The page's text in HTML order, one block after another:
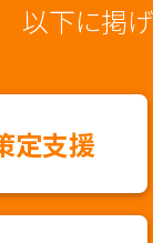
以下に掲
定支援